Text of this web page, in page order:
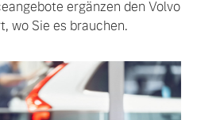
ergänzen den Volvo
wo Sie es brauchen.